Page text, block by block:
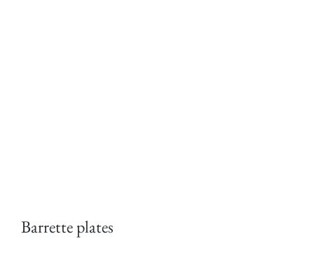
Barrette plates